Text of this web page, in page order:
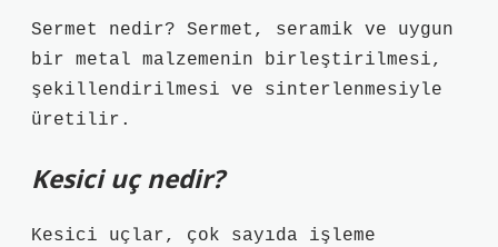
Sermet nedir? Sermet, seramik ve uygun
bir metal malzemenin birleştirilmesi,
şekillendirilmesi ve sinterlenmesiyle
üretilir.
Kesici uç nedir?
Kesici uçlar, çok sayıda işleme